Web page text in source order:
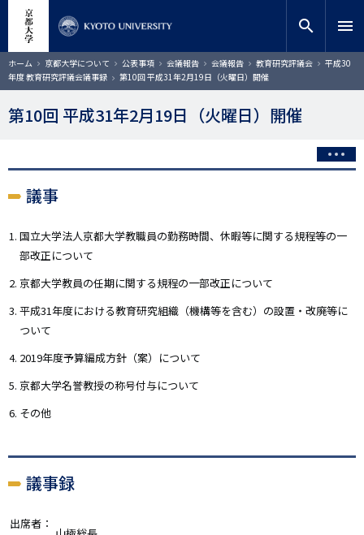
コ
ン
テ
ン
ツ
動
サイト内検索
検索
search menu
ホーム 京都大学について 公表事項 会議報告 会議報告 教育研究評議会
平成30
年度 教育研究評議会議事録
第10回 平成31年2月19日（火曜日）開催
第10回 平成31年2月19日（火曜日）開催
議事
国立大学法人京都大学教職員の勤務時間、休暇等に関する規程等の一
部改正について
京都大学教員の任期に関する規程の一部改正について
平成31年度における教育研究組織（機構等を含む）の設置・改廃等に
ついて
2019年度予算編成方針（案）について
京都大学名誉教授の称号付与について
その他
議事録
出席者：